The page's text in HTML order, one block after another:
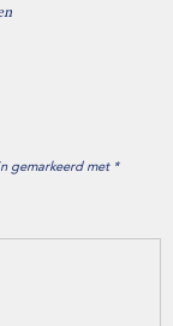
gemarkeerd met *